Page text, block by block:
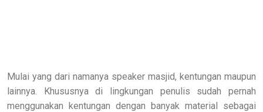
Mulai yang dari namanya speaker masjid, kentungan maupun
lainnya. Khususnya di lingkungan penulis sudah pernah
menggunakan kentungan dengan banyak material sebagai